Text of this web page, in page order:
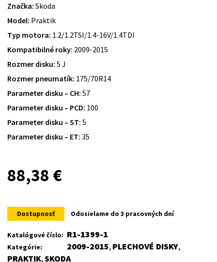
Značka: Skoda
Model: Praktik
Typ motora: 1.2/1.2TSI/1.4-16V/1.4TDI
Kompatibilné roky: 2009-2015
Rozmer disku: 5 J
Rozmer pneumatík: 175/70R14
Parameter disku – CH: 57
Parameter disku – PCD: 100
Parameter disku – ST: 5
Parameter disku – ET: 35
88,38 €
Dostupnosť Odosielame do 3 pracovných dní
Katalógové číslo: R1-1399-1
Kategórie: 2009-2015, PLECHOVÉ DISKY,
PRAKTIK,SKODA